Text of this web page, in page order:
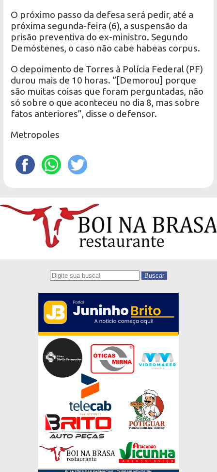
O próximo passo da defesa será pedir, até a
próxima segunda-feira (6), a suspensão da
prisão preventiva do ex-ministro. Segundo
Demóstenes, o caso não cabe habeas corpus.
O depoimento de Torres à Polícia Federal (PF)
durou mais de 10 horas. “[Demorou] porque
são muitas coisas que foram perguntadas, não
só sobre o que aconteceu no dia 8, mas sobre
fatos anteriores”, disse o defensor.
Metropoles
Buscar